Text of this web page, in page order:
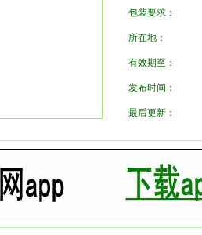
包装要求：
所在地：
有效期至：
发布时间：
最后更新：